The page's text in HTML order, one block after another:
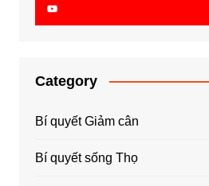
Category
Bí quyết Giảm cân
Bí quyết sống Thọ